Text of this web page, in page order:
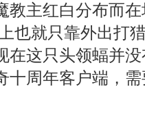
教主红白分布而
也就只靠外出打
在这只头领蝠并
十周年客户端，